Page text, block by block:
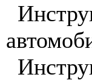
Инстр
автомоб